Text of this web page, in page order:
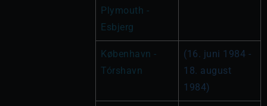
Plymouth -
Esbjerg
København -
Tórshavn
(16. juni 1984 -
18. august
1984)